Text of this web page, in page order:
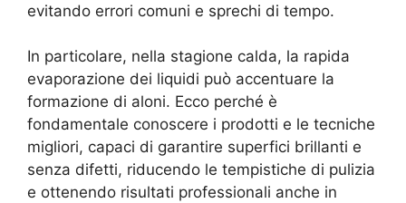
evitando errori comuni e sprechi di tempo.
In particolare, nella stagione calda, la rapida
evaporazione dei liquidi può accentuare la
formazione di aloni. Ecco perché è
fondamentale conoscere i prodotti e le tecniche
migliori, capaci di garantire superfici brillanti e
senza difetti, riducendo le tempistiche di pulizia
e ottenendo risultati professionali anche in